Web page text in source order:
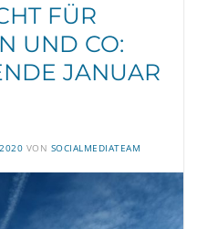
FÜR
UND CO:
JANUAR
VON SOCIALMEDIATEAM